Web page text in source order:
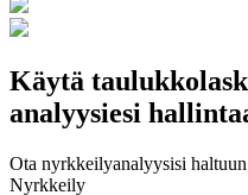
Käytä
analyysiesi
Ota nyrkkeilyanalyysisi
Nyrkkeily